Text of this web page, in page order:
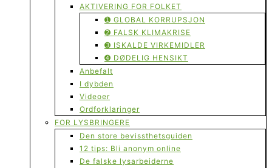
AKTIVERING FOR FOLKET
➊ GLOBAL KORRUPSJON
➋ FALSK KLIMAKRISE
➌ ISKALDE VIRKEMIDLER
➍ DØDELIG HENSIKT
Anbefalt
I dybden
Videoer
Ordforklaringer
FOR LYSBRINGERE
Den store bevissthetsguiden
12 tips: Bli anonym online
De falske lysarbeiderne